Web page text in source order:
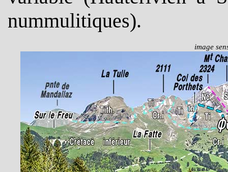
nummulitiques).
image